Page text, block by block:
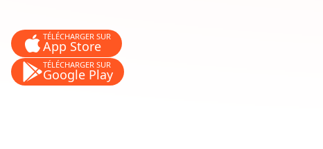
TÉLÉCHARGER SUR
App Store
TÉLÉCHARGER SUR
Google Play